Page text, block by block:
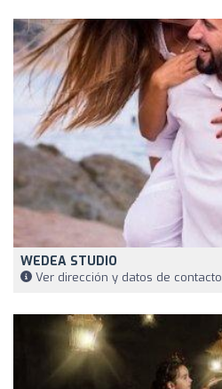
WEDEA STUDIO
Ver dirección y datos de contacto